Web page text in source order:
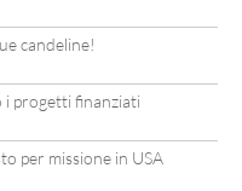
candeline!
i progetti finanziati
per missione in USA